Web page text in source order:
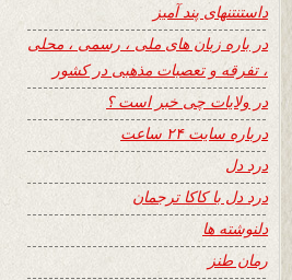
داستنتنهای پند آمیز
در باره زبان های ملی ، رسمی ، محلی
، تفرقه و تعصبات مذهبی در کشور
در ولایات چی خبر است ؟
درباره سایت ۲۴ ساعت
درد دل
درد دل با کاکا ترجمان
دلنوشته ها
رمان طنز